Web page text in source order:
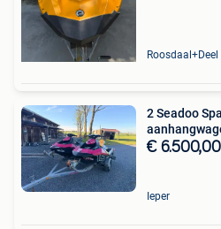
2 Seadoo
€ 6.500,00
Ieper